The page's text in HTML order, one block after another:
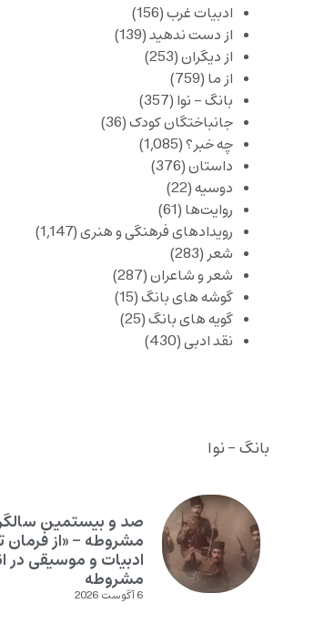
ادبیات غرب(156)
از دست ندهید(139)
از دیگران(253)
از ما (759)
بانگ – نوا (357)
جانباختگان کودک(36)
چه خبر؟(1,085)
داستان(376)
دوسیه(22)
روایت‌ها (61)
رویدادهای فرهنگی و هنری(1,147)
شعر (283)
شعر و شاعران(287)
گوشه های بانگ(15)
گویه های بانگ(25)
نقد ادبی(430)
بانگ - نوا
صد و بیستمین
مشروطه – «از فرمان
ادبیات و موسیقی در
مشروطه
6 آگوست 2026